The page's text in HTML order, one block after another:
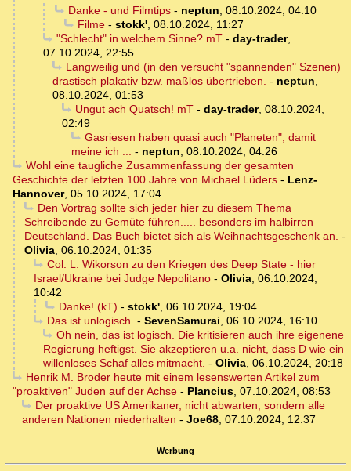
Danke - und Filmtips- neptun, 08.10.2024, 04:10
Filme- stokk', 08.10.2024, 11:27
"Schlecht" in welchem Sinne? mT- day-trader,
07.10.2024, 22:55
Langweilig und (in den versucht "spannenden" Szenen)
drastisch plakativ bzw. maßlos übertrieben. - neptun,
08.10.2024, 01:53
Ungut ach Quatsch! mT- day-trader, 08.10.2024,
02:49
Gasriesen haben quasi auch "Planeten", damit
meine ich ... - neptun, 08.10.2024, 04:26
Wohl eine taugliche Zusammenfassung der gesamten
Geschichte der letzten 100 Jahre von Michael Lüders - Lenz-
Hannover, 05.10.2024, 17:04
Den Vortrag sollte sich jeder hier zu diesem Thema
Schreibende zu Gemüte führen..... besonders im halbirren
Deutschland. Das Buch bietet sich als Weihnachtsgeschenk an. -
Olivia, 06.10.2024, 01:35
Col. L. Wikorson zu den Kriegen des Deep State - hier
Israel/Ukraine bei Judge Nepolitano - Olivia, 06.10.2024,
10:42
Danke! (kT) - stokk', 06.10.2024, 19:04
Das ist unlogisch. - SevenSamurai, 06.10.2024, 16:10
Oh nein, das ist logisch. Die kritisieren auch ihre eigenene
Regierung heftigst. Sie akzeptieren u.a. nicht, dass D wie ein
willenloses Schaf alles mitmacht. - Olivia, 06.10.2024, 20:18
Henrik M. Broder heute mit einem lesenswerten Artikel zum
"proaktiven" Juden auf der Achse - Plancius, 07.10.2024, 08:53
Der proaktive US Amerikaner, nicht abwarten, sondern alle
anderen Nationen niederhalten - Joe68, 07.10.2024, 12:37
Werbung